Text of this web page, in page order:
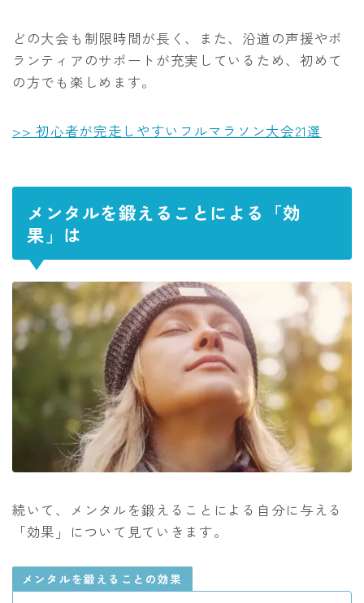
どの大会も制限時間が長く、また、沿道の声援やボ
ランティアのサポートが充実しているため、初めて
の方でも楽しめます。
>> 初心者が完走しやすいフルマラソン大会21選
メンタルを鍛えることによる「効
果」は
続いて、メンタルを鍛えることによる自分に与える
「効果」について見ていきます。
メンタルを鍛えることの効果